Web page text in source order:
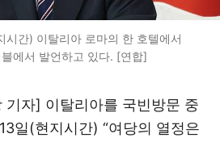
시간) 이탈리아 로마의 한 호텔에서
에서 발언하고 있다. [연합]
기자] 이탈리아를 국빈방문 중
일(현지시간) “여당의 열정은